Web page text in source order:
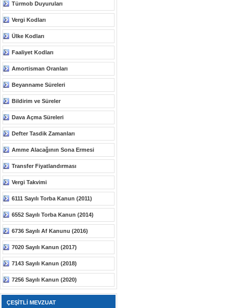
Türmob Duyuruları
Vergi Kodları
Ülke Kodları
Faaliyet Kodları
Amortisman Oranları
Beyanname Süreleri
Bildirim ve Süreler
Dava Açma Süreleri
Defter Tasdik Zamanları
Amme Alacağının Sona Ermesi
Transfer Fiyatlandırması
Vergi Takvimi
6111 Sayılı Torba Kanun (2011)
6552 Sayılı Torba Kanun (2014)
6736 Sayılı Af Kanunu (2016)
7020 Sayılı Kanun (2017)
7143 Sayılı Kanun (2018)
7256 Sayılı Kanun (2020)
ÇEŞİTLİ MEVZUAT